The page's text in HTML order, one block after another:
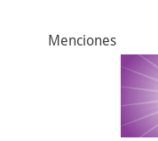
Menciones